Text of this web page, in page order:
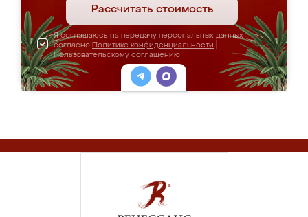
Рассчитать стоимость
Я соглашаюсь на передачу персональных данных
согласно Политике конфиденциальности
Пользовательскому соглашению